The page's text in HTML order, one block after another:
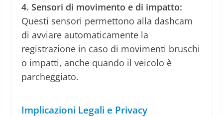
4. Sensori di movimento e di impatto:
Questi sensori permettono alla dashcam
di avviare automaticamente la
registrazione in caso di movimenti bruschi
o impatti, anche quando il veicolo è
parcheggiato.
Implicazioni Legali e Privacy